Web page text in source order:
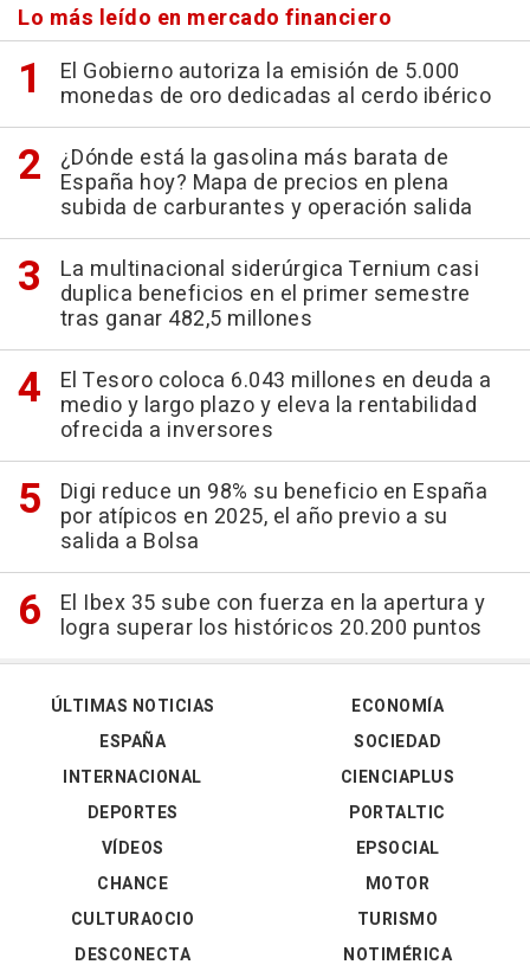
Lo más leído en mercado financiero
El Gobierno autoriza la emisión de 5.000
monedas de oro dedicadas al cerdo ibérico
¿Dónde está la gasolina más barata de
España hoy? Mapa de precios en plena
subida de carburantes y operación salida
La multinacional siderúrgica Ternium casi
duplica beneficios en el primer semestre
tras ganar 482,5 millones
El Tesoro coloca 6.043 millones en deuda a
medio y largo plazo y eleva la rentabilidad
ofrecida a inversores
Digi reduce un 98% su beneficio en España
por atípicos en 2025, el año previo a su
salida a Bolsa
El Ibex 35 sube con fuerza en la apertura y
logra superar los históricos 20.200 puntos
ÚLTIMAS NOTICIAS
ESPAÑA
INTERNACIONAL
DEPORTES
VÍDEOS
ECONOMÍA
SOCIEDAD
CIENCIAPLUS
PORTALTIC
EPSOCIAL
CHANCE
CULTURAOCIO
DESCONECTA
MOTOR
TURISMO
NOTIMÉRICA